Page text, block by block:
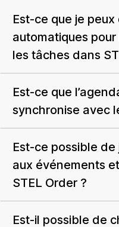
Est-ce que je
automatiques
les tâches dans
Est-ce que
synchronise avec
Est-ce possible
aux événements
STEL Order ?
Est-il possible de